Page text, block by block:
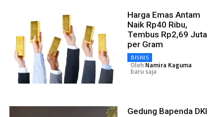
Harga Emas Antam
Naik Rp40 Ribu,
Tembus Rp2,69 Juta
per Gram
BISNIS
Oleh Namira Kaguma
baru saja
Gedung Bapenda DKI